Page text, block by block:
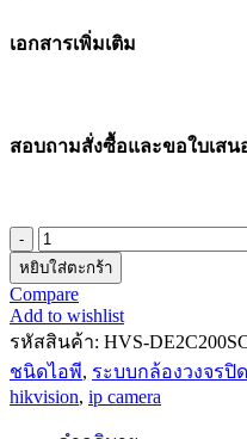
เอกสารเพิ่มเติม
สอบถามสั่งซื้อและขอใบเส
จำนวน
กล้อง
วงจรปิด
IP
CAMERA
ยี่ห้อ
HIKVISION
หยิบใส่ตะกร้า
Compare
Add to wishlist
รหัสสินค้า: HVS-
ชนิดไอพี, ระบบกล้องวงจรปิด
hikvision, ip camera